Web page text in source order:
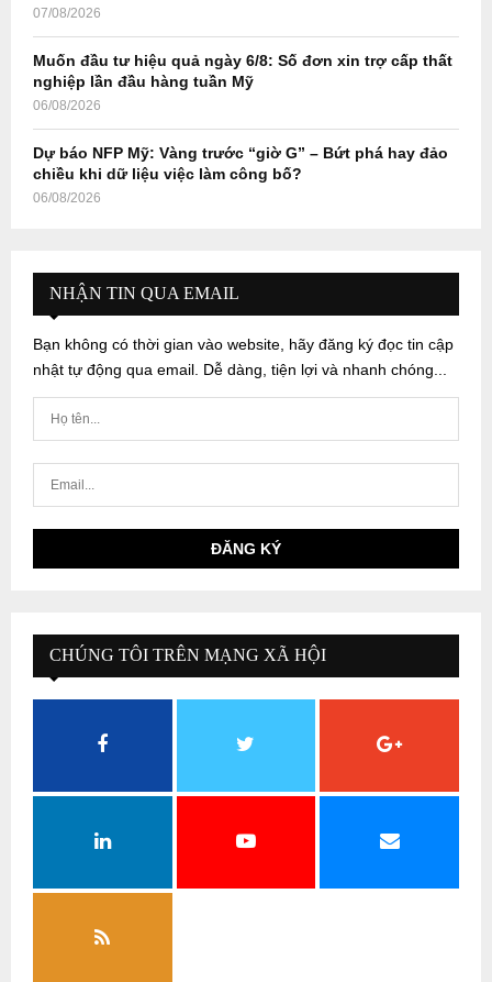
07/08/2026
Muốn đầu tư hiệu quả ngày 6/8: Số đơn xin trợ cấp thất
nghiệp lần đầu hàng tuần Mỹ
06/08/2026
Dự báo NFP Mỹ: Vàng trước “giờ G” – Bứt phá hay đảo
chiều khi dữ liệu việc làm công bố?
06/08/2026
NHẬN TIN QUA EMAIL
Bạn không có thời gian vào website, hãy đăng ký đọc tin cập
nhật tự động qua email. Dễ dàng, tiện lợi và nhanh chóng...
CHÚNG TÔI TRÊN MẠNG XÃ HỘI